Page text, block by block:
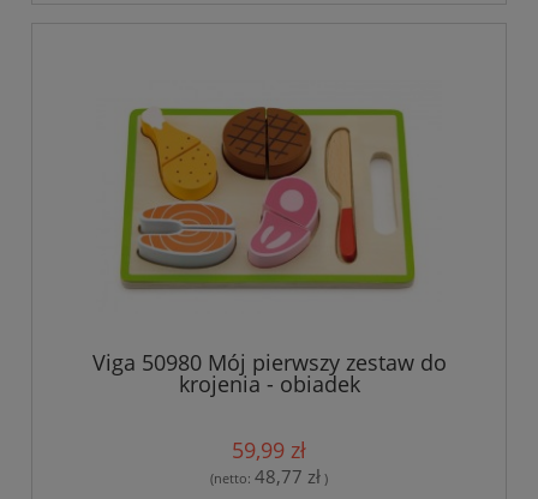
Viga 50980 Mój pierwszy zestaw do
krojenia - obiadek
59,99 zł
(netto: 48,77 zł )